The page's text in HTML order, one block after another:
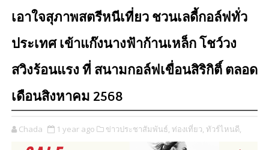
เอาใจสุภาพสตรีหนีเที่ยว ชวนเลดี้กอล์ฟทั่ว
ประเทศ เข้าแก๊งนางฟ้าก้านเหล็ก โชว์วง
สวิงร้อนแรง ที่ สนามกอล์ฟเขื่อนสิริกิติ์ ตลอด
เดือนสิงหาคม 2568
Chada 1 year ago ข่าวประชาสัมพันธ์, ท่องเที่ยว, ทัวร์ไหนดี,